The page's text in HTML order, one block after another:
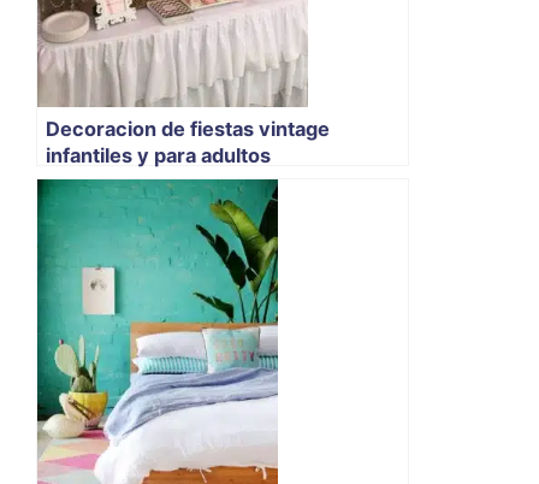
Decoracion de fiestas vintage
infantiles y para adultos